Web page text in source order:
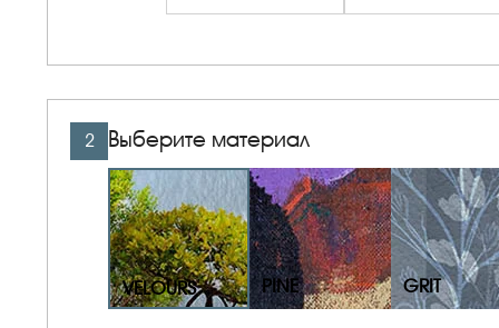
2 Выберите материал
VELOURS PINE GRIT